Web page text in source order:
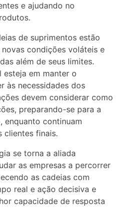
e ajudando no
de suprimentos estão
condições voláteis e
além de seus limites.
em manter o
às necessidades dos
devem considerar como
preparando-se para a
enquanto continuam
clientes finais.
se torna a aliada
as empresas a percorrer
as cadeias com
real e ação decisiva e
capacidade de resposta